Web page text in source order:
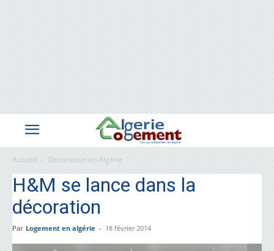
Accueil Décoration en Algérie
H&M se lance dans la
décoration
Par Logement en algérie - 18 février 2014